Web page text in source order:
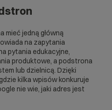
mieć jedną główną
na zapytania
pytania edukacyjne,
produktowe, a podstrona
lub dzielnicą. Dzięki
kilka wpisów konkuruje
nie wie, jaki adres jest